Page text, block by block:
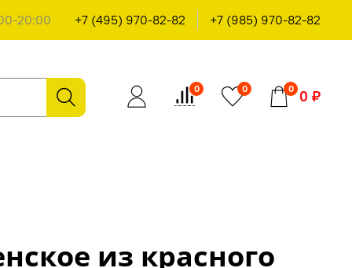
20:00 +7 (495) 970-82-82 +7 (985) 970-82-82
0 0 0 0 ₽
из красного